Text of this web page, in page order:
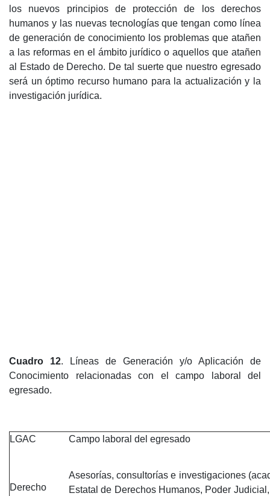
los nuevos principios de protección de los derechos
humanos y las nuevas tecnologías que tengan como línea
de generación de conocimiento los problemas que atañen
a las reformas en el ámbito jurídico o aquellos que atañen
al Estado de Derecho. De tal suerte que nuestro egresado
será un óptimo recurso humano para la actualización y la
investigación jurídica.
Cuadro 12. Líneas de Generación y/o Aplicación de
Conocimiento relacionadas con el campo laboral del
egresado.
LGAC Campo laboral del egresado
Derecho
Asesorías, consultorías e investigaciones
Estatal de Derechos Humanos, Poder